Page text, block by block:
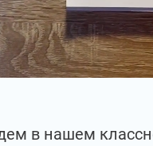
в нашем